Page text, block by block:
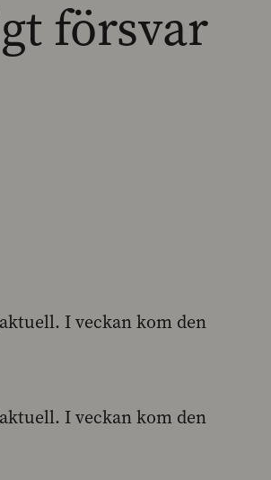
försvar
I veckan kom den
I veckan kom den